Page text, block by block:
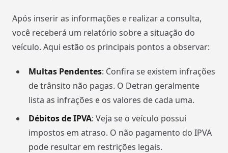
Após inserir as informações e realizar a consulta,
você receberá um relatório sobre a situação do
veículo. Aqui estão os principais pontos a observar:
Multas Pendentes: Confira se existem infrações
de trânsito não pagas. O Detran geralmente
lista as infrações e os valores de cada uma.
Débitos de IPVA: Veja se o veículo possui
impostos em atraso. O não pagamento do IPVA
pode resultar em restrições legais.